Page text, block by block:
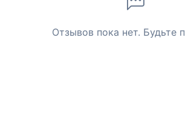
Отзывов пока нет. Будьте